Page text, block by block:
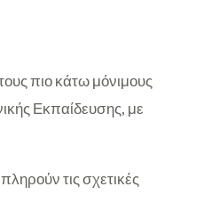
πιο κάτω μόνιμους
Εκπαίδευσης, με
τις σχετικές